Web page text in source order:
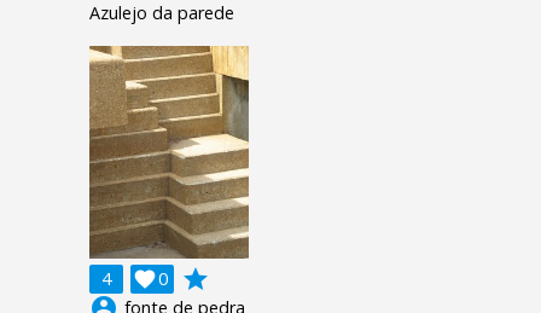
Azulejo da parede
4 0

grade
fonte de pedra